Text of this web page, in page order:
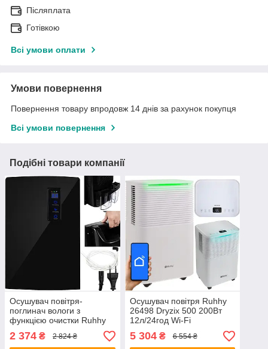
Післяплата
Готівкою
Всі умови оплати
Умови повернення
Повернення товару впродовж 14 днів за рахунок покупця
Всі умови повернення
Подібні товари компанії
Осушувач повітря-
поглинач вологи з
функцією очистки Ruhhy
90 Вт 0,6 л/24 год
2 374 ₴ 2 824 ₴
Осушувач повітря Ruhhy
26498 Dryzix 500 200Вт
12л/24год Wi-Fi
5 304₴ 6 554 ₴